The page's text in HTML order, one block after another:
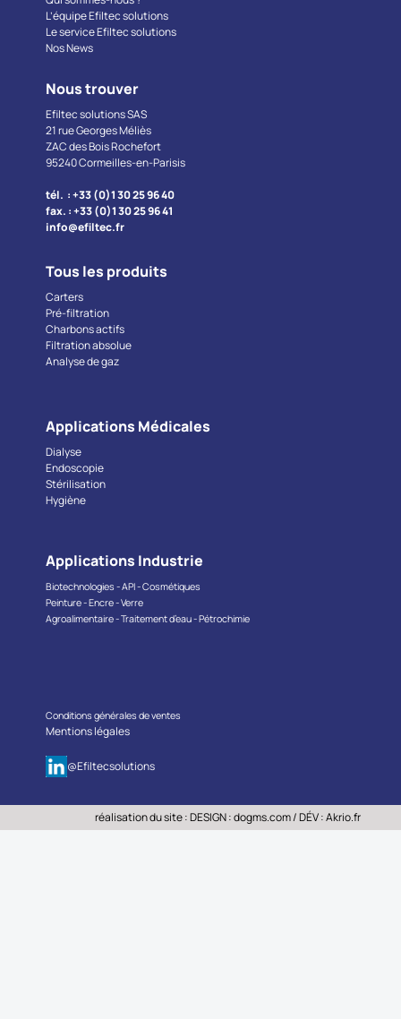
L’équipe Efiltec solutions
Le service Efiltec solutions
Nos News
Nous trouver
Efiltec solutions SAS
21 rue Georges Méliès
ZAC des Bois Rochefort
95240 Cormeilles-en-Parisis
tél. : +33 (0)1 30 25 96 40
fax. : +33 (0)1 30 25 96 41
info@efiltec.fr
Tous les produits
Carters
Pré-filtration
Charbons actifs
Filtration absolue
Analyse de gaz
Applications Médicales
Dialyse
Endoscopie
Stérilisation
Hygiène
Applications Industrie
Biotechnologies - API - Cosmétiques
Peinture - Encre - Verre
Agroalimentaire - Traitement d’eau - Pétrochimie
Conditions générales de ventes
Mentions légales
@Efiltecsolutions
réalisation du site : DESIGN :dogms.com/ DÉV :Akrio.fr